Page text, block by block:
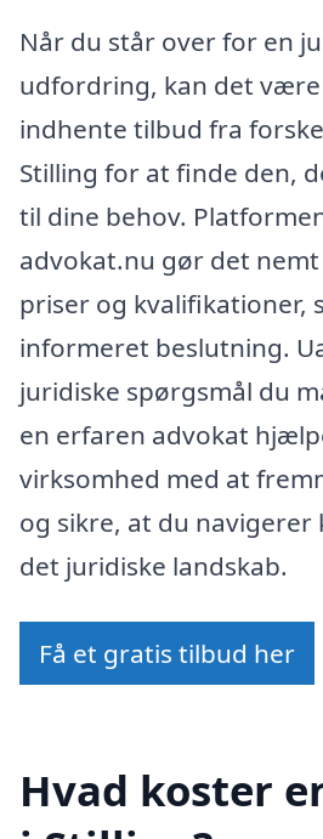
Når du står over for en
udfordring, kan det
indhente tilbud fra
Stilling for at finde den,
til dine behov.
advokat.nu gør det
priser og kvalifikationer,
informeret beslutning.
juridiske spørgsmål du
en erfaren advokat
virksomhed med at
og sikre, at du
det juridiske landskab.
Få et gratis tilbud her
Hvad koster